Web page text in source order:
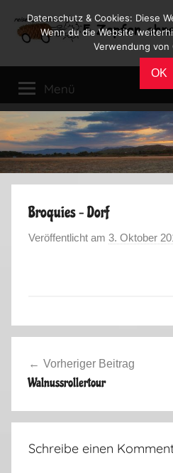
Inhalt
Reiseblog
Leben
im
Wohnmobil
Menü
Broquies – Dorf
Veröffentlicht am 3. Oktober
Vorheriger Beitrag
Walnussrollertour
Schreibe einen
Datenschutz & Cookies: Diese
Wenn du die Website
Verwendung von
OK